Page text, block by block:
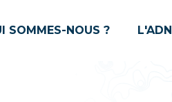
SOMMES-NOUS ? L'ADN